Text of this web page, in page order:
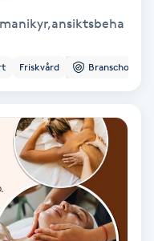
Friskvård Branschorg.